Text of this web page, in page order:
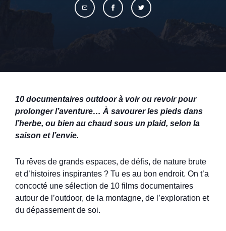
10 documentaires outdoor à voir ou revoir pour
prolonger l’aventure… À savourer les pieds dans
l’herbe, ou bien au chaud sous un plaid, selon la
saison et l’envie.
Tu rêves de grands espaces, de défis, de nature brute
et d’histoires inspirantes ? Tu es au bon endroit. On t’a
concocté une sélection de 10 films documentaires
autour de l’outdoor, de la montagne, de l’exploration et
du dépassement de soi.